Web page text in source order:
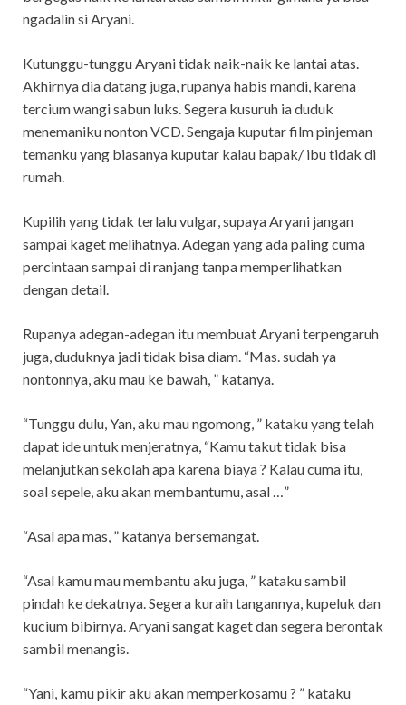
ngadalin si Aryani.
Kutunggu-tunggu Aryani tidak naik-naik ke lantai atas.
Akhirnya dia datang juga, rupanya habis mandi, karena
tercium wangi sabun luks. Segera kusuruh ia duduk
menemaniku nonton VCD. Sengaja kuputar film pinjeman
temanku yang biasanya kuputar kalau bapak/ ibu tidak di
rumah.
Kupilih yang tidak terlalu vulgar, supaya Aryani jangan
sampai kaget melihatnya. Adegan yang ada paling cuma
percintaan sampai di ranjang tanpa memperlihatkan
dengan detail.
Rupanya adegan-adegan itu membuat Aryani terpengaruh
juga, duduknya jadi tidak bisa diam. “Mas. sudah ya
nontonnya, aku mau ke bawah, ” katanya.
“Tunggu dulu, Yan, aku mau ngomong, ” kataku yang telah
dapat ide untuk menjeratnya, “Kamu takut tidak bisa
melanjutkan sekolah apa karena biaya ? Kalau cuma itu,
soal sepele, aku akan membantumu, asal …”
“Asal apa mas, ” katanya bersemangat.
“Asal kamu mau membantu aku juga, ” kataku sambil
pindah ke dekatnya. Segera kuraih tangannya, kupeluk dan
kucium bibirnya. Aryani sangat kaget dan segera berontak
sambil menangis.
“Yani, kamu pikir aku akan memperkosamu ? ” kataku